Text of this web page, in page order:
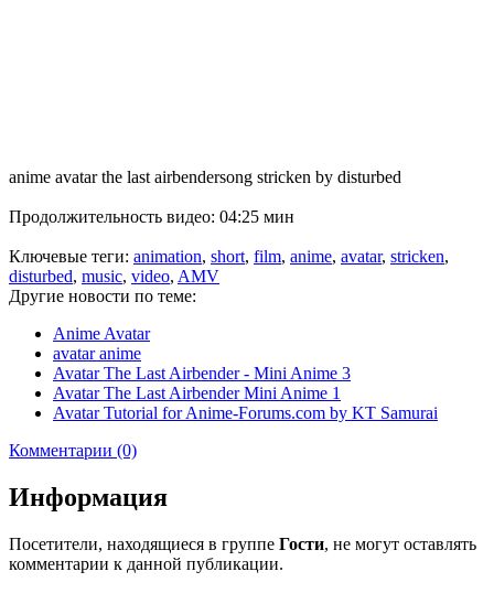
anime avatar the last airbendersong stricken by disturbed
Продолжительность видео: 04:25 мин
Ключевые теги: animation, short, film, anime, avatar, stricken,
disturbed, music, video, AMV
Другие новости по теме:
Anime Avatar
avatar anime
Avatar The Last Airbender - Mini Anime 3
Avatar The Last Airbender Mini Anime 1
Avatar Tutorial for Anime-Forums.com by KT Samurai
Комментарии (0)
Информация
Посетители, находящиеся в группе Гости, не могут оставлять
комментарии к данной публикации.